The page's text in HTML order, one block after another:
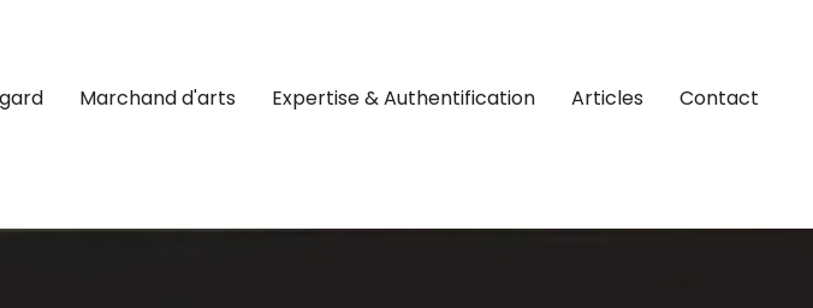
Marchand d'arts Expertise & Authentification Articles Contact